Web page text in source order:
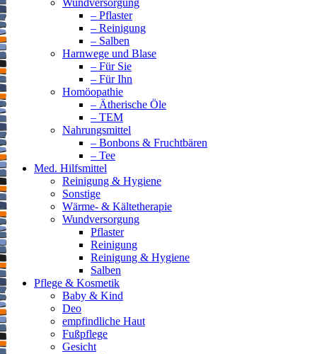
Wundversorgung
– Pflaster
– Reinigung
– Salben
Harnwege und Blase
– Für Sie
– Für Ihn
Homöopathie
– Ätherische Öle
– TEM
Nahrungsmittel
– Bonbons & Fruchtbären
– Tee
Med. Hilfsmittel
Reinigung & Hygiene
Sonstige
Wärme- & Kältetherapie
Wundversorgung
Pflaster
Reinigung
Reinigung & Hygiene
Salben
Pflege & Kosmetik
Baby & Kind
Deo
empfindliche Haut
Fußpflege
Gesicht